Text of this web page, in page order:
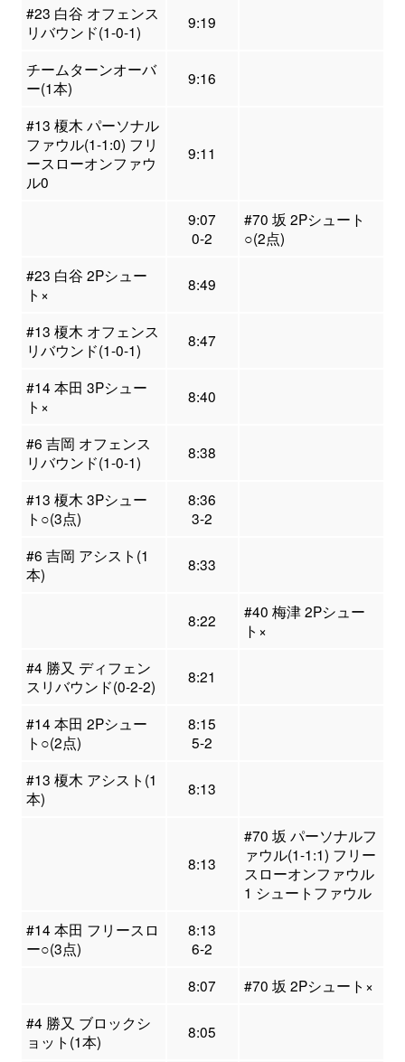
#23 白谷 オフェンス
リバウンド(1-0-1)
9:19
チームターンオーバ
ー(1本)
9:16
#13 榎木 パーソナル
ファウル(1-1:0) フリ
ースローオンファウ
ル0
9:11
9:07
0-2
#70 坂 2Pシュート
○(2点)
#23 白谷 2Pシュー
ト×
8:49
#13 榎木 オフェンス
リバウンド(1-0-1)
8:47
#14 本田 3Pシュー
ト×
8:40
#6 吉岡 オフェンス
リバウンド(1-0-1)
8:38
#13 榎木 3Pシュー
ト○(3点)
8:36
3-2
#6 吉岡 アシスト(1
本)
8:33
8:22
#40 梅津 2Pシュー
ト×
#4 勝又 ディフェン
スリバウンド(0-2-2)
8:21
#14 本田 2Pシュー
ト○(2点)
8:15
5-2
#13 榎木 アシスト(1
本)
8:13
8:13
#70 坂 パーソナルフ
ァウル(1-1:1) フリー
スローオンファウル
1 シュートファウル
#14 本田 フリースロ
ー○(3点)
8:13
6-2
8:07
#70 坂 2Pシュート×
#4 勝又 ブロックシ
ョット(1本)
8:05